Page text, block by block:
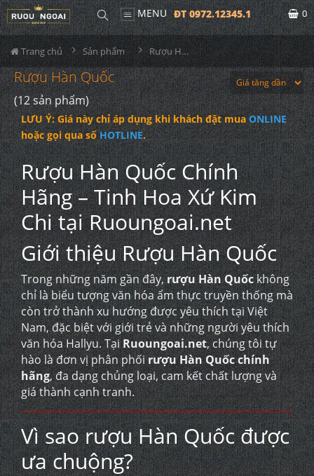
MENU ĐT 0972.12345.1 0
Trang chủ Sản phẩm Rượu Hàn Quốc
Rượu Hàn Quốc
(12 sản phẩm)
LƯU Ý: Giá này chỉ áp dụng khi khách đặt muaONLINE
hoặc gọi qua sốHOTLINE.
Rượu Hàn Quốc Chính
Hãng – Tinh Hoa Xứ Kim
Chi tại Ruoungoai.net
Giới thiệu Rượu Hàn Quốc
Trong những năm gần đây,rượu Hàn Quốckhông
chỉ là biểu tượng văn hóa ẩm thực truyền thống mà
còn trở thành xu hướng được yêu thích tại Việt
Nam, đặc biệt với giới trẻ và những người yêu thích
văn hóa Hallyu. TạiRuoungoai.net, chúng tôi tự
hào là đơn vị phân phốirượu Hàn Quốc chính
hãng, đa dạng chủng loại, cam kết chất lượng và
giá thành cạnh tranh.
Vì sao rượu Hàn Quốc được
ưa chuộng?